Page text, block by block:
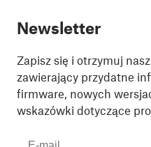
Newsletter
Zapisz się i otrzymuj nasz
zawierający przydatne
firmware, nowych
wskazówki dotyczące